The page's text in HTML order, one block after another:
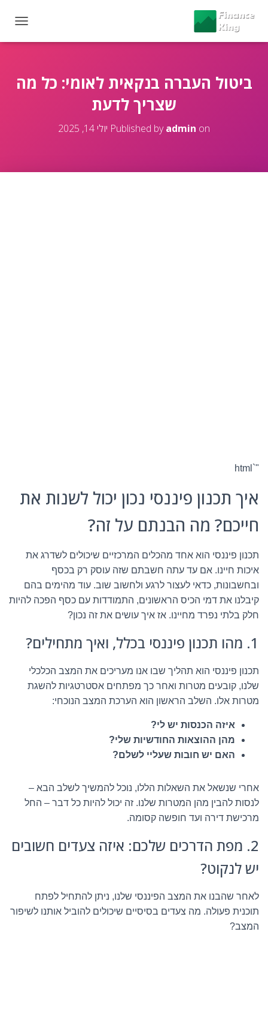
O
Eביטול העברה בנקאית לאומי: כל מה
שצריך לדעת
Published byadmin on יולי 14, 2025
"`html
איך תכנון פיננסי נכון יכול לשנות את
חייכם? מה הבנתם על זה?
תכנון פיננסי הוא אחד מהכלים המרכזיים שיכולים לשדרג את
איכות חיינו. אם עד עתה חשבתם שזה עוסק רק בכסף
ובחשבונות, כדאי לעצור לרגע ולחשוב שוב. עוד מהימים בהם
קיבלנו את דמי הכיס הראשונים, התמודדות עם כסף הפכה להיות
חלק בלתי נפרד מחיינו. אז איך עושים את זה נכון?
1. מהו תכנון פיננסי בכלל, ואיך מתחילים?
תכנון פיננסי הוא תהליך שבו אנו מעריכים את המצב הכלכלי
שלנו, קובעים מטרות ואחר כך מפתחים אסטרטגיות להשגת
מטרות אלו. השלב הראשון הוא הערכת המצב הנוכחי:
איזה הכנסות יש לי?
מהן ההוצאות החודשיות שלי?
האם יש חובות שעליי לשלם?
אחרי שנשאל את השאלות הללו, נוכל להמשיך לשלב הבא –
לנסות להבין מהן המטרות שלנו. זה יכול להיות כל דבר – החל
מרכישת דירה ועד חופשה קסומה.
2. מפת הדרכים שלכם: איזה צעדים חשובים
יש לנקוט?
לאחר שהבנו את המצב הפיננסי שלנו, ניתן להתחיל לפתח
תוכנית פעולה. מה צעדים בסיסיים שיכולים להוביל אותנו לשיפור
המצב?